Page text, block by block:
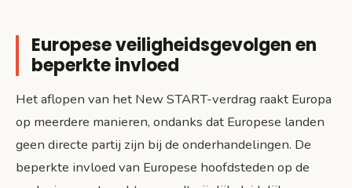
Europese veiligheidsgevolgen en
beperkte invloed
Het aflopen van het New START-verdrag raakt Europa
op meerdere manieren, ondanks dat Europese landen
geen directe partij zijn bij de onderhandelingen. De
beperkte invloed van Europese hoofdsteden op de